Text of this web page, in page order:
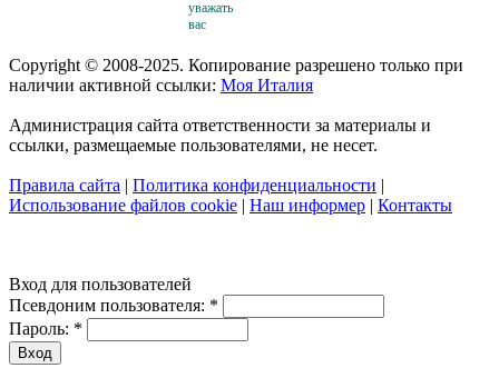
уважать
вас
Copyright © 2008-2025. Копирование разрешено только при
наличии активной ссылки: Моя Италия
Администрация сайта ответственности за материалы и
ссылки, размещаемые пользователями, не несет.
Правила сайта | Политика конфиденциальности |
Использование файлов cookie | Наш информер | Контакты
Вход для пользователей
Псевдоним пользователя: *
Пароль: *